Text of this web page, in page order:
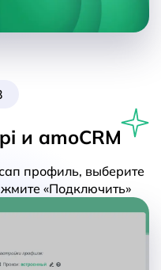
и amoCRM
профиль, выберите
«Подключить»